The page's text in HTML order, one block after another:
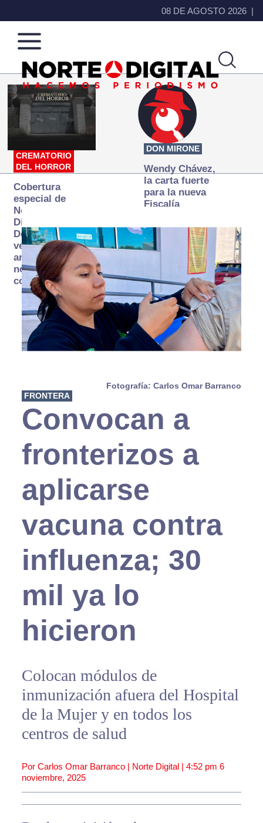
08 DE AGOSTO 2026
Norte
de
Ciudad
Más
que
noticias,
hacemos periodismo
CREMATORIO
DEL HORROR
Cobertura
especial de
Norte
Digital:
Donde la
verdad
arde… pero
no se
consume
DON MIRONE
Wendy Chávez,
la carta fuerte
para la nueva
Fiscalía
Fotografía: Carlos Omar Barranco
FRONTERA
Convocan a
fronterizos a
aplicarse
vacuna contra
influenza; 30
mil ya lo
hicieron
Colocan módulos de
inmunización afuera del Hospital
de la Mujer y en todos los
centros de salud
Por Carlos Omar Barranco | Norte Digital | 4:52 pm 6
noviembre, 2025